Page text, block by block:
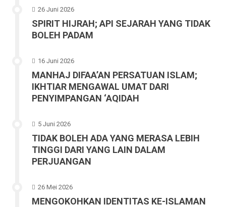
26 Juni 2026
SPIRIT HIJRAH; API SEJARAH YANG TIDAK
BOLEH PADAM
16 Juni 2026
MANHAJ DIFAA’AN PERSATUAN ISLAM;
IKHTIAR MENGAWAL UMAT DARI
PENYIMPANGAN ‘AQIDAH
5 Juni 2026
TIDAK BOLEH ADA YANG MERASA LEBIH
TINGGI DARI YANG LAIN DALAM
PERJUANGAN
26 Mei 2026
MENGOKOHKAN IDENTITAS KE-ISLAMAN